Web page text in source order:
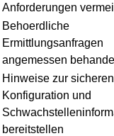
Anforderungen
Behoerdliche
Ermittlungsanfragen
angemessen
Hinweise zur sicheren
Konfiguration und
bereitstellen